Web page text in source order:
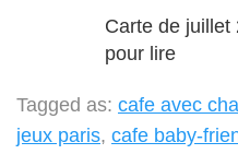
Carte de juillet
pour lire
Tagged as: cafe avec
jeux paris, cafe baby-